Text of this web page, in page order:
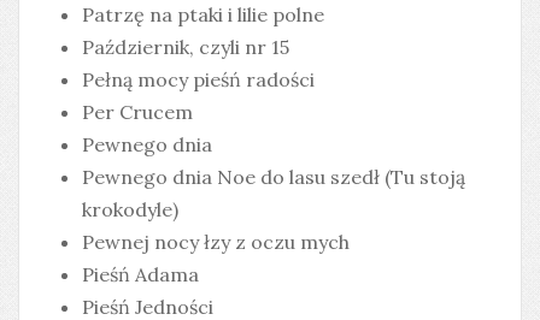
Patrzę na ptaki i lilie polne
Październik, czyli nr 15
Pełną mocy pieśń radości
Per Crucem
Pewnego dnia
Pewnego dnia Noe do lasu szedł (Tu stoją
krokodyle)
Pewnej nocy łzy z oczu mych
Pieśń Adama
Pieśń Jedności